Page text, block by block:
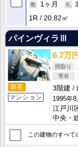
1ヶ月
1R
20.82㎡
パインヴィラⅢ
新着
マンション
6.7万円
3階建
1995年8
江戸川
中央・
この建物のすべて